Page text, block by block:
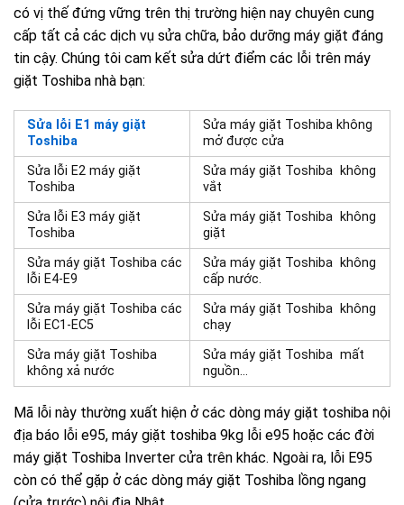
có vị thế đứng vững trên thị trường hiện nay chuyên cung
cấp tất cả các dịch vụ sửa chữa, bảo dưỡng máy giặt đáng
tin cậy. Chúng tôi cam kết sửa dứt điểm các lỗi trên máy
giặt Toshiba nhà bạn:
Sửa lỗi E1 máy giặt
Toshiba
Sửa máy giặt Toshiba không
mở được cửa
Sửa lỗi E2 máy giặt
Toshiba
Sửa máy giặt Toshiba không
vắt
Sửa lỗi E3 máy giặt
Toshiba
Sửa máy giặt Toshiba không
giặt
Sửa máy giặt Toshiba các
lỗi E4-E9
Sửa máy giặt Toshiba không
cấp nước.
Sửa máy giặt Toshiba các
lỗi EC1-EC5
Sửa máy giặt Toshiba không
chạy
Sửa máy giặt Toshiba
không xả nước
Sửa máy giặt Toshiba mất
nguồn…
Mã lỗi này thường xuất hiện ở các dòng máy giặt toshiba nội
địa báo lỗi e95, máy giặt toshiba 9kg lỗi e95 hoặc các đời
máy giặt Toshiba Inverter cửa trên khác. Ngoài ra, lỗi E95
còn có thể gặp ở các dòng máy giặt Toshiba lồng ngang